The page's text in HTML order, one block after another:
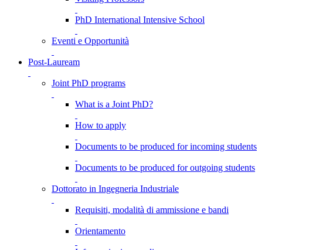
PhD International Intensive School
Eventi e Opportunità
Post-Lauream
Joint PhD programs
What is a Joint PhD?
How to apply
Documents to be produced for incoming students
Documents to be produced for outgoing students
Dottorato in Ingegneria Industriale
Requisiti, modalità di ammissione e bandi
Orientamento